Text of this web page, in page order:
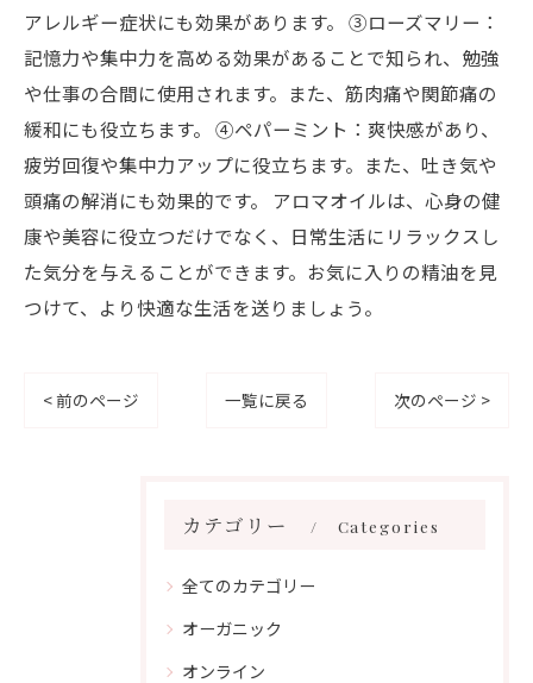
アレルギー症状にも効果があります。 ③ローズマリー：
記憶力や集中力を高める効果があることで知られ、勉強
や仕事の合間に使用されます。また、筋肉痛や関節痛の
緩和にも役立ちます。 ④ペパーミント：爽快感があり、
疲労回復や集中力アップに役立ちます。また、吐き気や
頭痛の解消にも効果的です。 アロマオイルは、心身の健
康や美容に役立つだけでなく、日常生活にリラックスし
た気分を与えることができます。お気に入りの精油を見
つけて、より快適な生活を送りましょう。
< 前のページ 一覧に戻る 次のページ >
カテゴリー Categories
全てのカテゴリー
オーガニック
オンライン